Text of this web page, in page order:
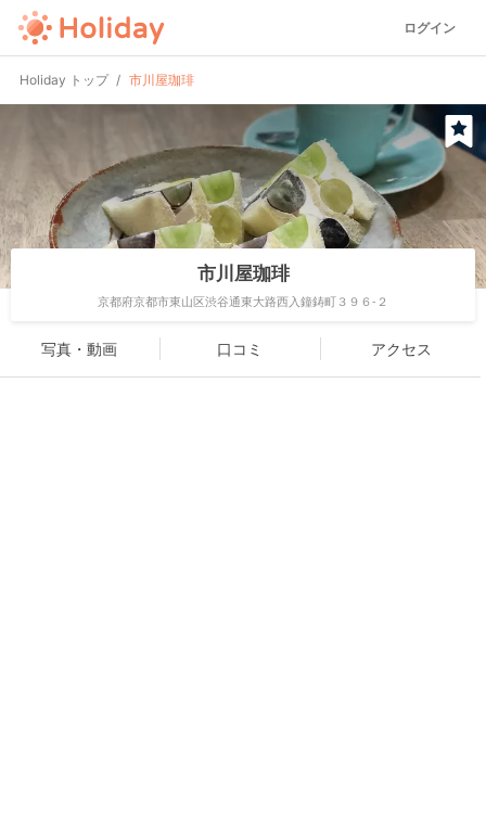
ログイン
Holiday トップ 市川屋珈琲
市川屋珈琲
京都府京都市東山区渋谷通東大路西入鐘鋳町３９６-２
写真・動画 口コミ アクセス